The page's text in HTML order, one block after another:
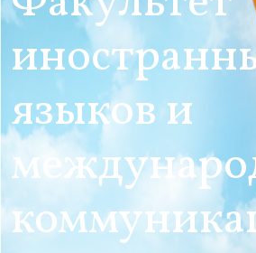
языков и